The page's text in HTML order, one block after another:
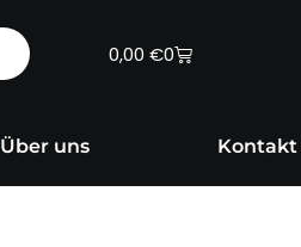
0,00 €0
Warenkorb
Über uns Kontakt